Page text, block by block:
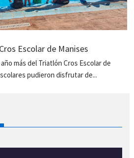
Escolar de Manises
más del Triatlón Cros Escolar de
pudieron disfrutar de...